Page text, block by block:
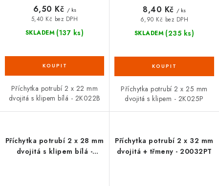
SKLADEM (137 ks)
5,40 Kč bez DPH
6,50 Kč / ks
Příchytka potrubí 2 x 22 mm
dvojitá s klipem bílá - 2K022B
SKLADEM (235 ks)
6,90 Kč bez DPH
8,40 Kč / ks
Příchytka potrubí 2 x 25 mm
dvojitá s klipem - 2K025P
Příchytka potrubí 2 x 28 mm
dvojitá s klipem bílá -
Příchytka potrubí 2 x 32 mm
dvojitá + třmeny - 20032PT